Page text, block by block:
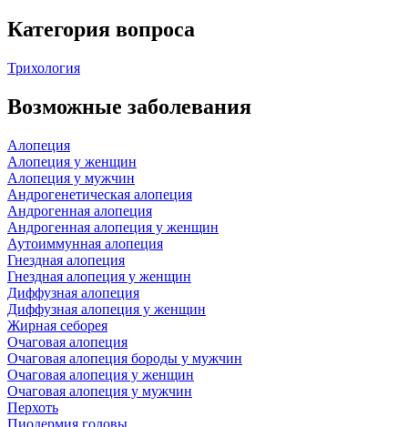
Категория вопроса
Трихология
Возможные заболевания
Алопеция
Алопеция у женщин
Алопеция у мужчин
Андрогенетическая алопеция
Андрогенная алопеция
Андрогенная алопеция у женщин
Аутоиммунная алопеция
Гнездная алопеция
Гнездная алопеция у женщин
Диффузная алопеция
Диффузная алопеция у женщин
Жирная себорея
Очаговая алопеция
Очаговая алопеция бороды у мужчин
Очаговая алопеция у женщин
Очаговая алопеция у мужчин
Перхоть
Пиодермия головы